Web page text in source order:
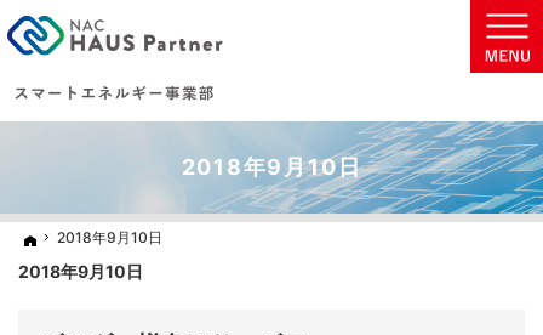
2018年9月10日
ホーム
2018年9月10日
2018年9月10日
ホーム
2018年9月10日